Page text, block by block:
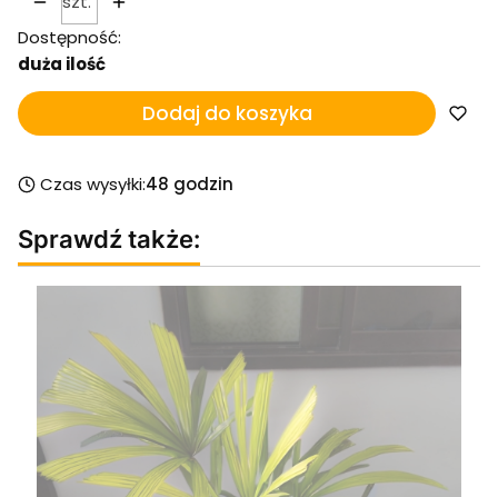
Dostępność:
duża ilość
Dodaj do koszyka
Czas wysyłki:48 godzin
Sprawdź także: